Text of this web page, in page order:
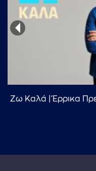
Ζω Καλά | Έρρικα